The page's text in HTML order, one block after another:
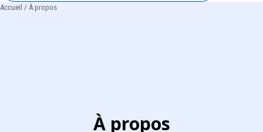
Accueil À propos
À propos